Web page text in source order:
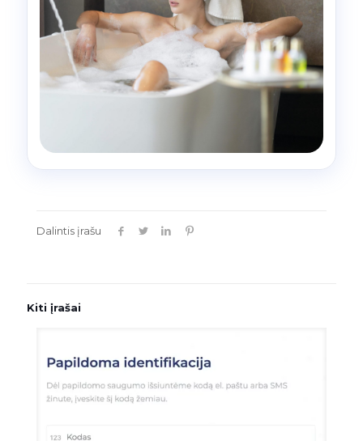
Dalintis įrašu
Kiti įrašai